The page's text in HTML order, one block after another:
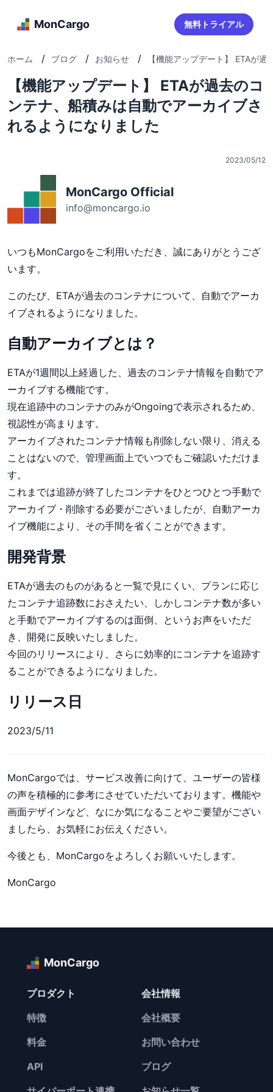
MonCargo 無料トライアル
ホーム / ブログ / お知らせ / 【機能アップデート】 ETAが過
【機能アップデート】 ETAが過去のコ
ンテナ、船積みは自動でアーカイブさ
れるようになりました
2023/05/12
MonCargo Official
info@moncargo.io
いつもMonCargoをご利用いただき、誠にありがとうござ
います。
このたび、ETAが過去のコンテナについて、自動でアーカ
イブされるようになりました。
自動アーカイブとは？
ETAが1週間以上経過した、過去のコンテナ情報を自動でア
ーカイブする機能です。
現在追跡中のコンテナのみがOngoingで表示されるため、
視認性が高まります。
アーカイブされたコンテナ情報も削除しない限り、消える
ことはないので、管理画面上でいつでもご確認いただけま
す。
これまでは追跡が終了したコンテナをひとつひとつ手動で
アーカイブ・削除する必要がございましたが、自動アーカ
イブ機能により、その手間を省くことができます。
開発背景
ETAが過去のものがあると一覧で見にくい、プランに応じ
たコンテナ追跡数におさえたい、しかしコンテナ数が多い
と手動でアーカイブするのは面倒、というお声をいただ
き、開発に反映いたしました。
今回のリリースにより、さらに効率的にコンテナを追跡す
ることができるようになりました。
リリース日
2023/5/11
MonCargoでは、サービス改善に向けて、ユーザーの皆様
の声を積極的に参考にさせていただいております。機能や
画面デザインなど、なにか気になることやご要望がござい
ましたら、お気軽にお伝えください。
今後とも、MonCargoをよろしくお願いいたします。
MonCargo
MonCargo
プロダクト
特徴
料金
API
会社情報
会社概要
お問い合わせ
ブログ